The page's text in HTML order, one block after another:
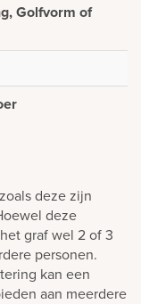
Golfvorm of
deze zijn
deze
graf wel 2 of 3
personen.
kan een
aan meerdere